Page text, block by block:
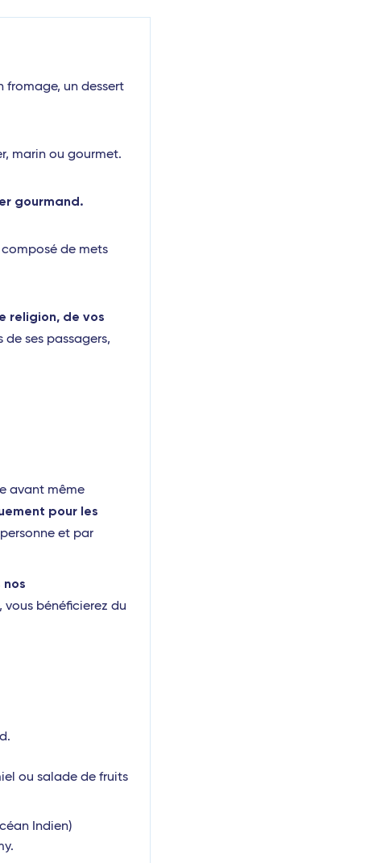
fromage, un dessert
marin ou gourmet.
gourmand.
composé de mets
religion, de vos
ses passagers,
avant même
pour les
et par
vous bénéficierez du
ou salade de fruits
Indien)